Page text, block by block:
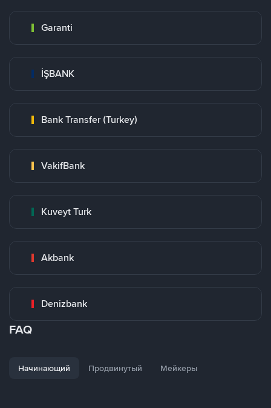
Garanti
İŞBANK
Bank Transfer (Turkey)
VakifBank
Kuveyt Turk
Akbank
Denizbank
FAQ
Начинающий Продвинутый Мейкеры